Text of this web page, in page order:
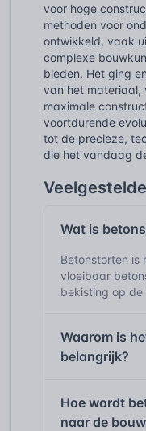
voor hoge
methoden voor
ontwikkeld, vaak
complexe
bieden. Het ging
van het materiaal,
maximale
voortdurende
tot de precieze,
die het vandaag
Wat is
Betonstorten is
vloeibaar
bekisting op
Waarom is
belangrijk?
Hoe wordt
naar de